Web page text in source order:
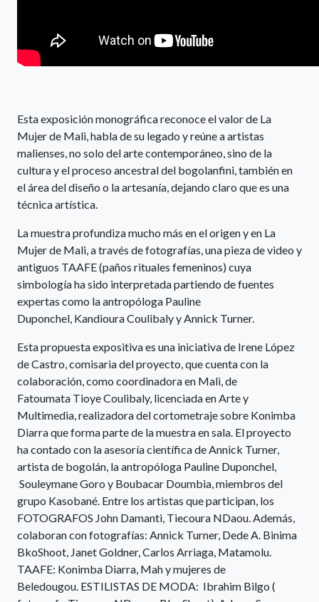
Esta exposición monográfica reconoce el valor de La
Mujer de Mali, habla de su legado y reúne a artistas
malienses, no solo del arte contemporáneo, sino de la
cultura y el proceso ancestral del bogolanfini, también en
el área del diseño o la artesanía, dejando claro que es una
técnica artística.
La muestra profundiza mucho más en el origen y en La
Mujer de Mali, a través de fotografías, una pieza de video y
antiguos TAAFE (paños rituales femeninos) cuya
simbología ha sido interpretada partiendo de fuentes
expertas como la antropóloga Pauline
Duponchel, Kandioura Coulibaly y Annick Turner.
Esta propuesta expositiva es una iniciativa de Irene López
de Castro, comisaria del proyecto, que cuenta con la
colaboración, como coordinadora en Mali, de
Fatoumata Tioye Coulibaly, licenciada en Arte y
Multimedia, realizadora del cortometraje sobre Konimba
Diarra que forma parte de la muestra en sala. El proyecto
ha contado con la asesoría científica de Annick Turner,
artista de bogolán, la antropóloga Pauline Duponchel,
Souleymane Goro y Boubacar Doumbia, miembros del
grupo Kasobané. Entre los artistas que participan, los
FOTOGRAFOS John Damanti, Tiecoura NDaou. Además,
colaboran con fotografías: Annick Turner, Dede A. Binima
BkoShoot, Janet Goldner, Carlos Arriaga, Matamolu.
TAAFE: Konimba Diarra, Mah y mujeres de
Beledougou. ESTILISTAS DE MODA: Ibrahim Bilgo (